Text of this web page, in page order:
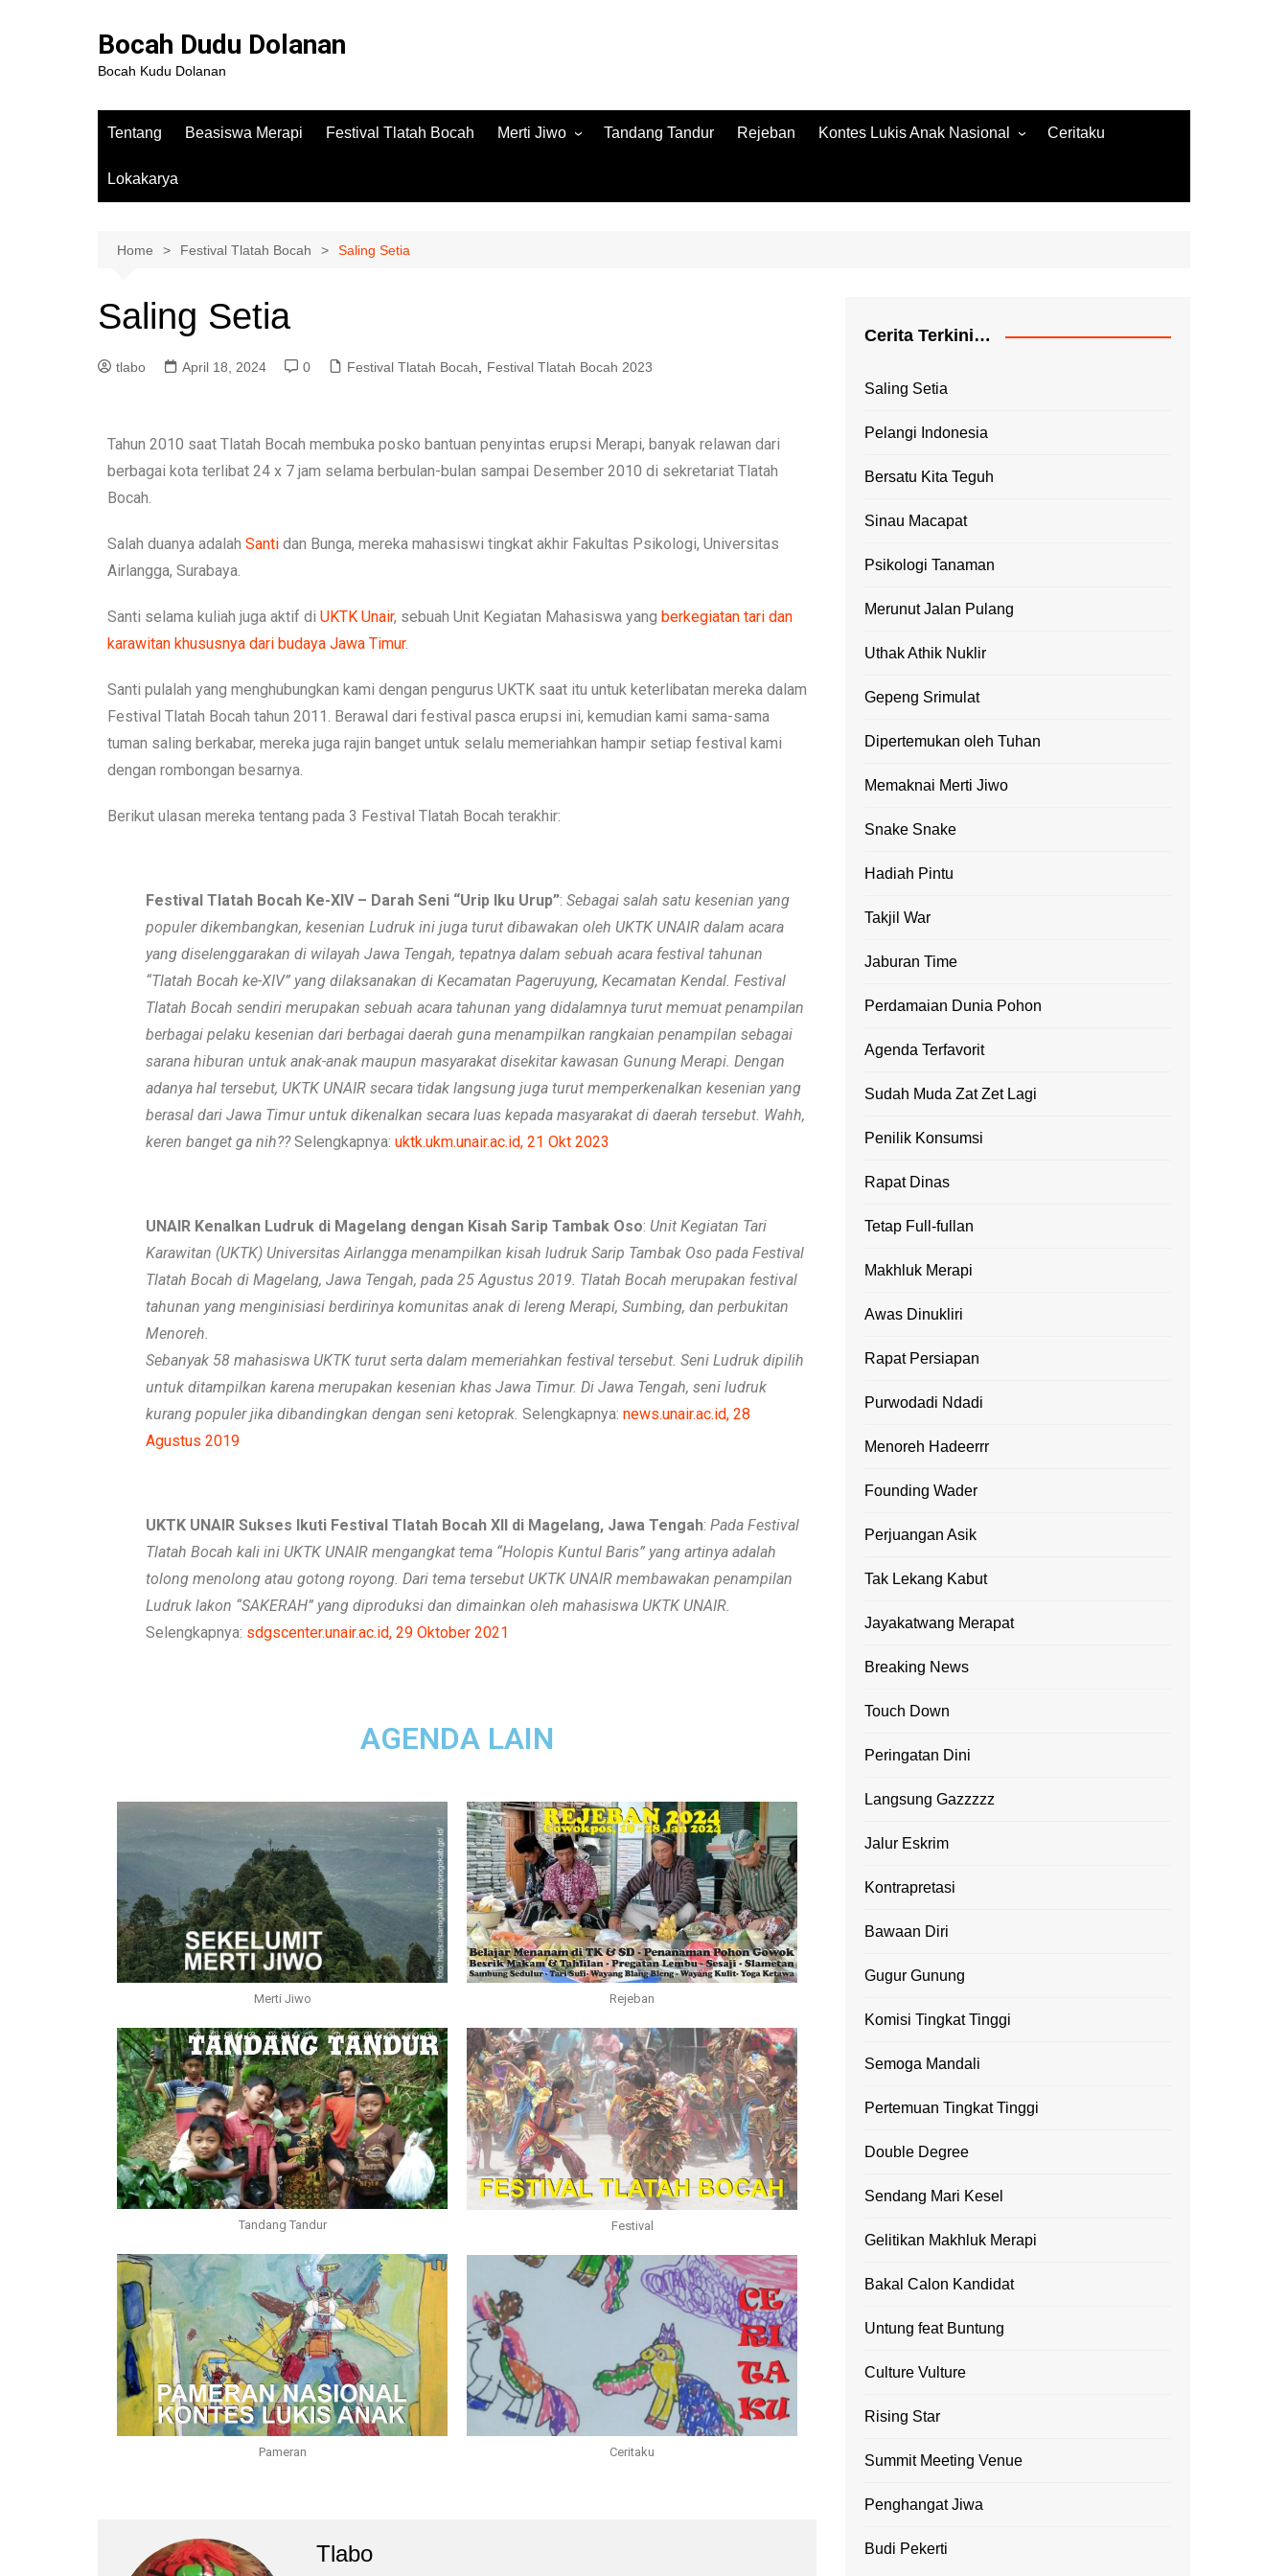
Bocah Dudu Dolanan
Bocah Kudu Dolanan
Tentang Beasiswa Merapi Festival Tlatah Bocah Merti Jiwo
Merti Jiwo 2023
Tandang Tandur Rejeban Kontes Lukis Anak Nasional
Jambore Gambar 2020
Ceritaku
Lokakarya
Home Festival Tlatah Bocah Saling Setia
Saling Setia
tlabo April 18, 2024 0 Festival Tlatah Bocah Festival Tlatah Bocah 2023
Tahun 2010 saat Tlatah Bocah membuka posko bantuan penyintas erupsi Merapi, banyak relawan dari
berbagai kota terlibat 24 x 7 jam selama berbulan-bulan sampai Desember 2010 di sekretariat Tlatah
Bocah.
Salah duanya adalah Santi dan Bunga, mereka mahasiswi tingkat akhir Fakultas Psikologi, Universitas
Airlangga, Surabaya.
Santi selama kuliah juga aktif di UKTK Unair, sebuah Unit Kegiatan Mahasiswa yang berkegiatan tari dan
karawitan khususnya dari budaya Jawa Timur.
Santi pulalah yang menghubungkan kami dengan pengurus UKTK saat itu untuk keterlibatan mereka dalam
Festival Tlatah Bocah tahun 2011. Berawal dari festival pasca erupsi ini, kemudian kami sama-sama
tuman saling berkabar, mereka juga rajin banget untuk selalu memeriahkan hampir setiap festival kami
dengan rombongan besarnya.
Berikut ulasan mereka tentang pada 3 Festival Tlatah Bocah terakhir:
Festival Tlatah Bocah Ke-XIV – Darah Seni “Urip Iku Urup”: Sebagai salah satu kesenian yang
populer dikembangkan, kesenian Ludruk ini juga turut dibawakan oleh UKTK UNAIR dalam acara
yang diselenggarakan di wilayah Jawa Tengah, tepatnya dalam sebuah acara festival tahunan
“Tlatah Bocah ke-XIV” yang dilaksanakan di Kecamatan Pageruyung, Kecamatan Kendal. Festival
Tlatah Bocah sendiri merupakan sebuah acara tahunan yang didalamnya turut memuat penampilan
berbagai pelaku kesenian dari berbagai daerah guna menampilkan rangkaian penampilan sebagai
sarana hiburan untuk anak-anak maupun masyarakat disekitar kawasan Gunung Merapi. Dengan
adanya hal tersebut, UKTK UNAIR secara tidak langsung juga turut memperkenalkan kesenian yang
berasal dari Jawa Timur untuk dikenalkan secara luas kepada masyarakat di daerah tersebut. Wahh,
keren banget ga nih??Selengkapnya: uktk.ukm.unair.ac.id, 21 Okt 2023
UNAIR Kenalkan Ludruk di Magelang dengan Kisah Sarip Tambak Oso: Unit Kegiatan Tari
Karawitan (UKTK) Universitas Airlangga menampilkan kisah ludruk Sarip Tambak Oso pada Festival
Tlatah Bocah di Magelang, Jawa Tengah, pada 25 Agustus 2019. Tlatah Bocah merupakan festival
tahunan yang menginisiasi berdirinya komunitas anak di lereng Merapi, Sumbing, dan perbukitan
Menoreh.
Sebanyak 58 mahasiswa UKTK turut serta dalam memeriahkan festival tersebut. Seni Ludruk dipilih
untuk ditampilkan karena merupakan kesenian khas Jawa Timur. Di Jawa Tengah, seni ludruk
kurang populer jika dibandingkan dengan seni ketoprak. Selengkapnya: news.unair.ac.id, 28
Agustus 2019
UKTK UNAIR Sukses Ikuti Festival Tlatah Bocah XII di Magelang, Jawa Tengah: Pada Festival
Tlatah Bocah kali ini UKTK UNAIR mengangkat tema “Holopis Kuntul Baris” yang artinya adalah
tolong menolong atau gotong royong. Dari tema tersebut UKTK UNAIR membawakan penampilan
Ludruk lakon “SAKERAH” yang diproduksi dan dimainkan oleh mahasiswa UKTK UNAIR.
Selengkapnya: sdgscenter.unair.ac.id, 29 Oktober 2021
AGENDA LAIN
Merti Jiwo
Tandang Tandur
Pameran
Rejeban
Festival
Ceritaku
Tlabo
Cerita Terkini…
Saling Setia
Pelangi Indonesia
Bersatu Kita Teguh
Sinau Macapat
Psikologi Tanaman
Merunut Jalan Pulang
Uthak Athik Nuklir
Gepeng Srimulat
Dipertemukan oleh Tuhan
Memaknai Merti Jiwo
Snake Snake
Hadiah Pintu
Takjil War
Jaburan Time
Perdamaian Dunia Pohon
Agenda Terfavorit
Sudah Muda Zat Zet Lagi
Penilik Konsumsi
Rapat Dinas
Tetap Full-fullan
Makhluk Merapi
Awas Dinukliri
Rapat Persiapan
Purwodadi Ndadi
Menoreh Hadeerrr
Founding Wader
Perjuangan Asik
Tak Lekang Kabut
Jayakatwang Merapat
Breaking News
Touch Down
Peringatan Dini
Langsung Gazzzzz
Jalur Eskrim
Kontrapretasi
Bawaan Diri
Gugur Gunung
Komisi Tingkat Tinggi
Semoga Mandali
Pertemuan Tingkat Tinggi
Double Degree
Sendang Mari Kesel
Gelitikan Makhluk Merapi
Bakal Calon Kandidat
Untung feat Buntung
Culture Vulture
Rising Star
Summit Meeting Venue
Penghangat Jiwa
Budi Pekerti